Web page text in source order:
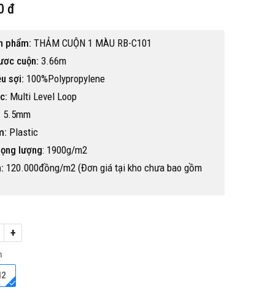
đ
phẩm: THẢM CUỘN 1 MÀU RB-C101
cuộn: 3.66m
sợi: 100%Polypropylene
Multi Level Loop
5.5mm
Plastic
lượng: 1900g/m2
120.000đồng/m2 (Đơn giá tại kho chưa bao gồm
+